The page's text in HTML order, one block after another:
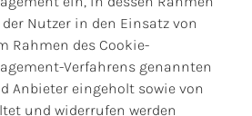
Nutzer in den Einsatz von
Rahmen des Cookie-
Verfahrens genannten
Anbieter eingeholt sowie von
und widerrufen werden